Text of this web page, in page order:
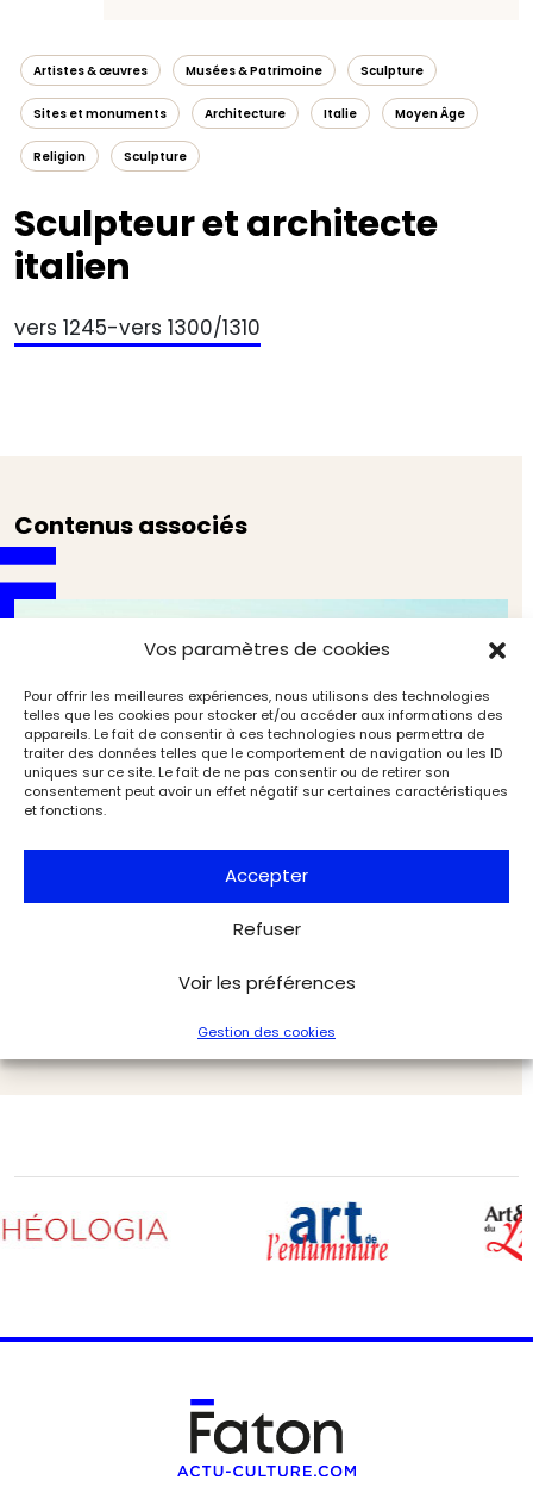
Vos paramètres de cookies
Pour offrir les meilleures expériences, nous utilisons des technologies
telles que les cookies pour stocker et/ou accéder aux informations des
appareils. Le fait de consentir à ces technologies nous permettra de
traiter des données telles que le comportement de navigation ou les ID
uniques sur ce site. Le fait de ne pas consentir ou de retirer son
consentement peut avoir un effet négatif sur certaines caractéristiques
et fonctions.
Accepter
Refuser
Voir les préférences
Gestion des cookies
Artistes & œuvres Musées & Patrimoine Sculpture
Sites et monuments Architecture Italie Moyen Âge
Religion Sculpture
Sculpteur et architecte
italien
vers 1245-vers 1300/1310
Contenus associés
(2/10). La Toscane et les arts au temps du peintre
Dossiers de l'Art